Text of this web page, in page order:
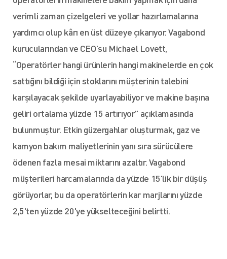
verimli zaman çizelgeleri ve yollar hazırlamalarına
yardımcı olup kârı en üst düzeye çıkarıyor. Vagabond
kurucularından ve CEO'su Michael Lovett,
“Operatörler hangi ürünlerin hangi makinelerde en çok
sattığını bildiği için stoklarını müşterinin talebini
karşılayacak şekilde uyarlayabiliyor ve makine başına
geliri ortalama yüzde 15 artırıyor” açıklamasında
bulunmuştur. Etkin güzergahlar oluşturmak, gaz ve
kamyon bakım maliyetlerinin yanı sıra sürücülere
ödenen fazla mesai miktarını azaltır. Vagabond
müşterileri harcamalarında da yüzde 15'lik bir düşüş
görüyorlar, bu da operatörlerin kar marjlarını yüzde
2,5'ten yüzde 20'ye yükselteceğini belirtti.